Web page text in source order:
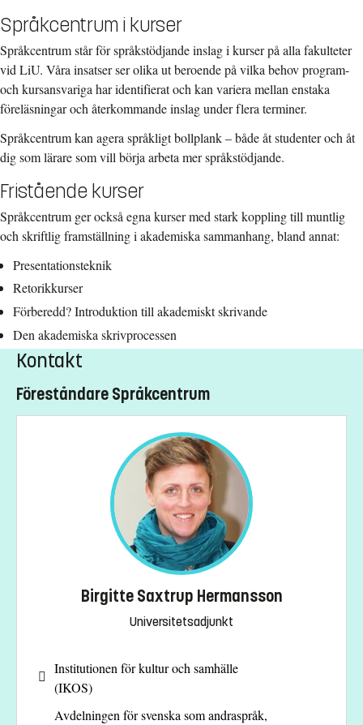
Språkcentrum i kurser
Språkcentrum står för språkstödjande inslag i kurser på alla fakulteter
vid LiU. Våra insatser ser olika ut beroende på vilka behov program-
och kursansvariga har identifierat och kan variera mellan enstaka
föreläsningar och återkommande inslag under flera terminer.
Språkcentrum kan agera språkligt bollplank – både åt studenter och åt
dig som lärare som vill börja arbeta mer språkstödjande.
Fristående kurser
Språkcentrum ger också egna kurser med stark koppling till muntlig
och skriftlig framställning i akademiska sammanhang, bland annat:
Presentationsteknik
Retorikkurser
Förberedd? Introduktion till akademiskt skrivande
Den akademiska skrivprocessen
Kontakt
Föreståndare Språkcentrum
Birgitte Saxtrup Hermansson
Universitetsadjunkt
Institutionen för kultur och samhälle
(IKOS)
Avdelningen för svenska som andraspråk,